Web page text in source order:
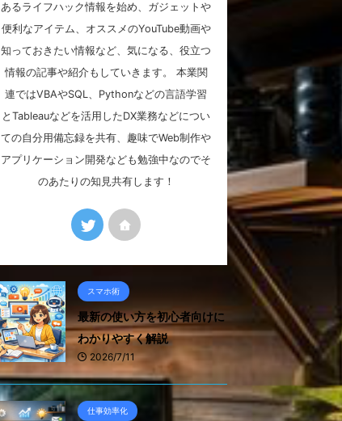
あるライフハック情報を始め、ガジェットや
便利なアイテム、オススメのYouTube動画や
知っておきたい情報など、気になる、役立つ
情報の記事や紹介もしていきます。 本業関
連ではVBAやSQL、Pythonなどの言語学習
とTableauなどを活用したDX業務などについ
ての自分用備忘録を共有、趣味でWeb制作や
アプリケーション開発なども勉強中なのでそ
のあたりの知見共有します！
スマホ術
最新の使い方を初心者向けに
わかりやすく解説
2026/7/11
仕事効率化